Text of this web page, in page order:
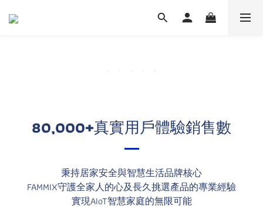
80,000+真實用戶體驗銷售數
秉持居家安全與智慧生活品牌核心
FAMMIX守護全家人的心及長久挑選產品的專業經驗
實現AIoT智慧家庭的無限可能